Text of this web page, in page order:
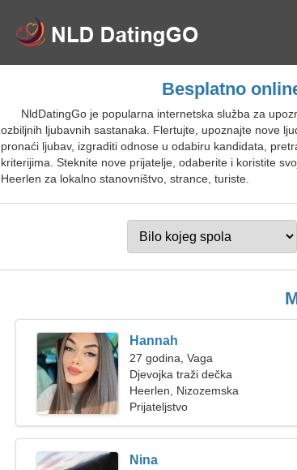
Besplatno
NldDatingGo je popularna internetska služba za
ozbiljnih ljubavnih sastanaka. Flertujte, upoznajte nove
pronaći ljubav, izgraditi odnose u odabiru kandidata,
kriterijima. Steknite nove prijatelje, odaberite i koristite
Heerlen za lokalno stanovništvo, strance, turiste.
Hannah
27 godina, Vaga
Djevojka traži dečka
Heerlen, Nizozemska
Prijateljstvo
Nina